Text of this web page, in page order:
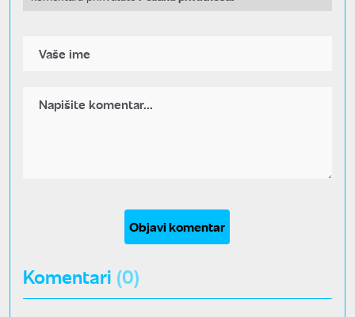
Objavi komentar
Komentari (0)